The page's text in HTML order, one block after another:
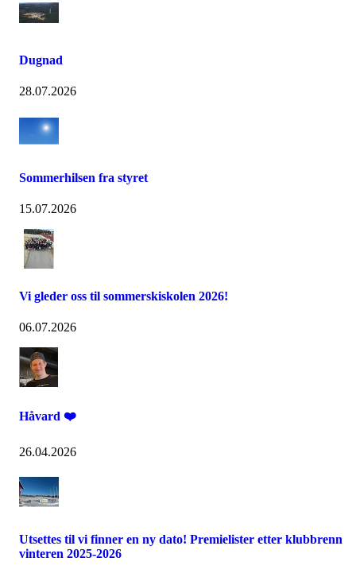
Dugnad
28.07.2026
Sommerhilsen fra styret
15.07.2026
Vi gleder oss til sommerskiskolen 2026!
06.07.2026
Håvard ❤️
26.04.2026
Utsettes til vi finner en ny dato! Premielister etter klubbrenn
vinteren 2025-2026